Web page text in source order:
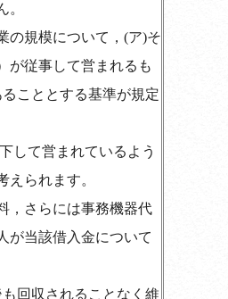
の規模について，(ア)そ
が従事して営まれるも
こととする基準が規定
して営まれているよう
られます。
，さらには事務機器代
が当該借入金について
回収されることなく維